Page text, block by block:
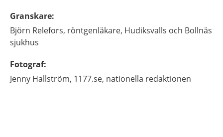
Granskare:
Björn Relefors, röntgenläkare, Hudiksvalls och Bollnäs
sjukhus
Fotograf:
Jenny Hallström, 1177.se, nationella redaktionen